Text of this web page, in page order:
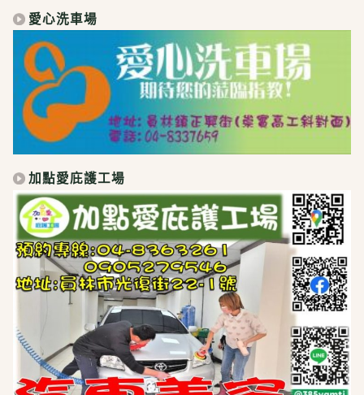
愛心洗車場
加點愛庇護工場